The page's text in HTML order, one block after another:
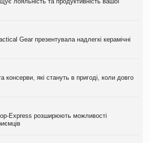
Gear презентувала надлегкі керамічні
консерви, які стануть в пригоді, коли довго
Express розширюють можливості